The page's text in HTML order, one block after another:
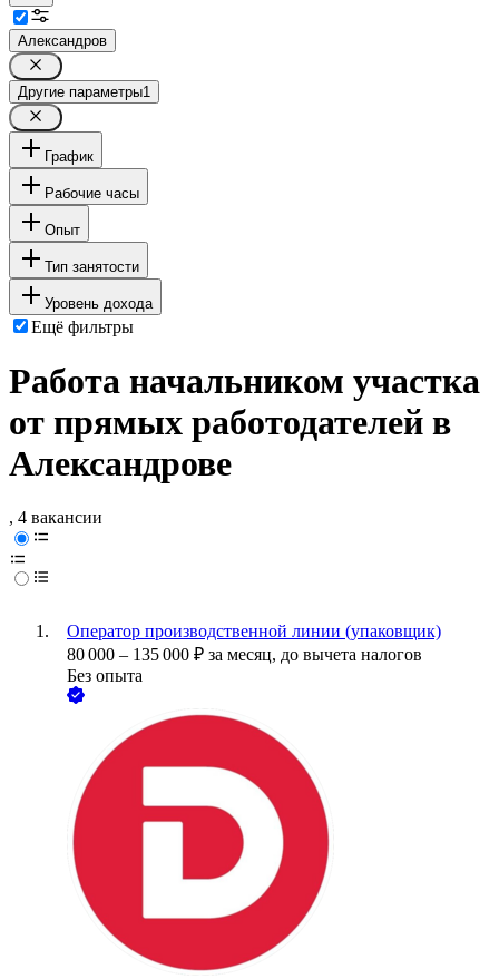
Александров
Другие параметры1
График
Рабочие часы
Опыт
Тип занятости
Уровень дохода
Ещё фильтры
Работа начальником участка
от прямых работодателей в
Александрове
, 4 вакансии
Оператор производственной линии (упаковщик)
80 000 – 135 000 ₽ за месяц, до вычета налогов
Без опыта